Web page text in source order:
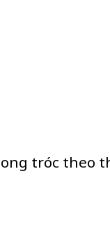
tróc theo